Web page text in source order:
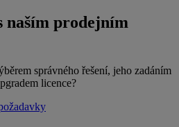
naším prodejním
správného řešení, jeho zadáním
licence?